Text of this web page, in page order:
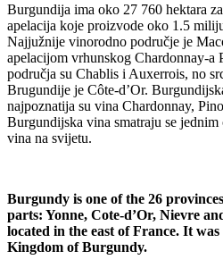
Burgundija ima oko 27 760 hektara
apelacija koje proizvode oko 1.5
Najjužnije vinorodno područje je
apelacijom vrhunskog Chardonnay-a
područja su Chablis i Auxerrois, no
Brugundije je Côte-d’Or.
najpoznatija su vina Chardonnay,
Burgundijska vina smatraju se
vina na svijetu.
Burgundy is one of the 26
parts: Yonne, Cote-d’Or, Nievre
located in the east of France. It
Kingdom of Burgundy.